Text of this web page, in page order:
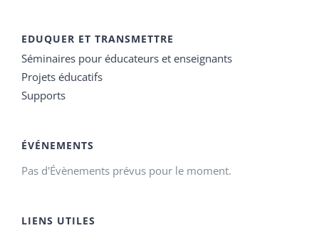
EDUQUER ET TRANSMETTRE
Séminaires pour éducateurs et enseignants
Projets éducatifs
Supports
ÉVÉNEMENTS
Pas d'Évènements prévus pour le moment.
LIENS UTILES